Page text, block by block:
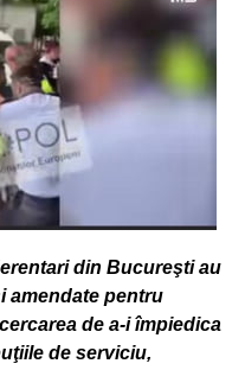
din Bucureşti au
amendate pentru
de a-i împiedica
de serviciu,